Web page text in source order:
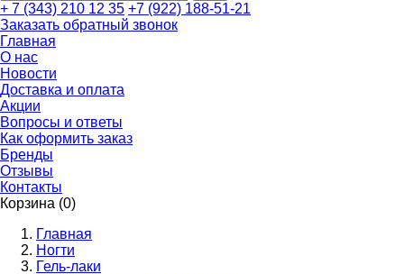
+ 7 (343) 210 12 35 +7 (922) 188-51-21
Заказать обратный звонок
Главная
О нас
Новости
Доставка и оплата
Акции
Вопросы и ответы
Как оформить заказ
Бренды
Отзывы
Контакты
Корзина (0)
Главная
Ногти
Гель-лаки